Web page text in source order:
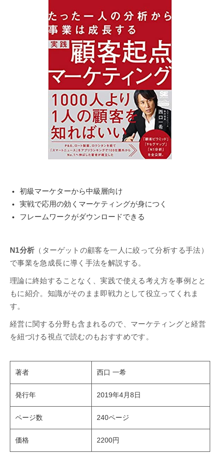
初級マーケターから中級層向け
実戦で応用の効くマーケティングが身につく
フレームワークがダウンロードできる
N1分析 （ターゲットの顧客を一人に絞って分析する手法）
で事業を急成長に導く手法を解説する。
理論に終始することなく、実践で使える考え方を事例とと
もに紹介。知識がそのまま即戦力として役立ってくれま
す。
経営に関する分野も含まれるので、マーケティングと経営
を紐づける視点で読むのもおすすめです。
著者 西口 一希
発行年 2019年4月8日
ページ数 240ページ
価格 2200円